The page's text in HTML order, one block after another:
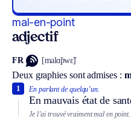
mal-en-point
adjectif
FR [malɑ̃pwɛ̃]
Deux graphies sont admises :
En parlant de quelqu’un.
En mauvais état de
1
Je l’ai trouvé vraiment mal en point.